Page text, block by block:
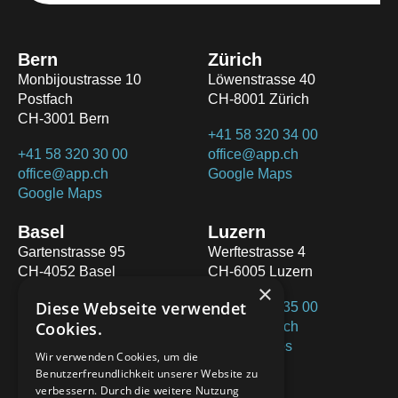
Bern
Monbijoustrasse 10
Postfach
CH-3001 Bern
+41 58 320 30 00
office@app.ch
Google Maps
Zürich
Löwenstrasse 40
CH-8001 Zürich
+41 58 320 34 00
office@app.ch
Google Maps
Basel
Gartenstrasse 95
CH-4052 Basel
+41 58 320 36 00
office@app.ch
Google Maps
Luzern
Werftestrasse 4
CH-6005 Luzern
+41 58 320 35 00
office@app.ch
Google Maps
St.Gallen
×
Diese Webseite verwendet
Cookies.
Wir verwenden Cookies, um die
Benutzerfreundlichkeit unserer Website zu
verbessern. Durch die weitere Nutzung